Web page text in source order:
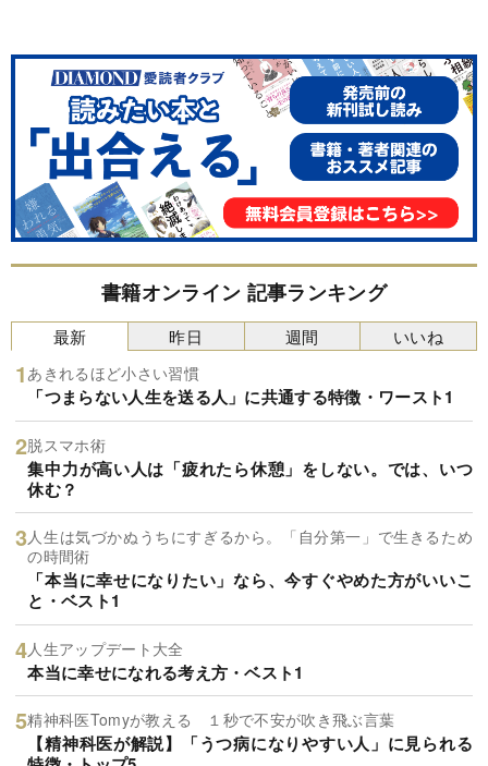
書籍オンライン 記事ランキング
最新
あきれるほど小さい習慣
「つまらない人生を送る人」に共通する特徴・ワースト1
脱スマホ術
集中力が高い人は「疲れたら休憩」をしない。では、いつ
休む？
人生は気づかぬうちにすぎるから。「自分第一」で生きるため
の時間術
「本当に幸せになりたい」なら、今すぐやめた方がいいこ
と・ベスト1
人生アップデート大全
本当に幸せになれる考え方・ベスト1
精神科医Tomyが教える １秒で不安が吹き飛ぶ言葉
【精神科医が解説】「うつ病になりやすい人」に見られる
昨日 週間 いいね